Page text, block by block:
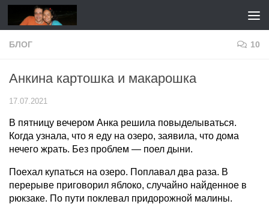
Перейти к содержимому
БЛОГ 10
Анкина картошка и макарошка
17.07.2021
В пятницу вечером Анка решила повыделываться.
Когда узнала, что я еду на озеро, заявила, что дома
нечего жрать. Без проблем — поел дыни.
Поехал купаться на озеро. Поплавал два раза. В
перерыве приговорил яблоко, случайно найденное в
рюкзаке. По пути поклевал придорожной малины.